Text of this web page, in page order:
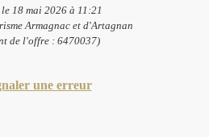
18 mai 2026 à 11:21
Armagnac et d'Artagnan
de l'offre : 6470037)
une erreur